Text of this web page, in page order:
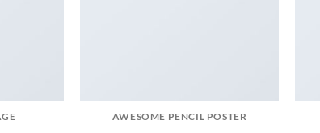
AWESOME PENCIL POSTER